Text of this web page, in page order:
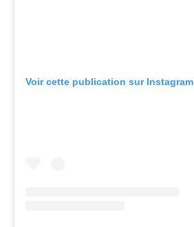
Voir cette publication sur Instagram